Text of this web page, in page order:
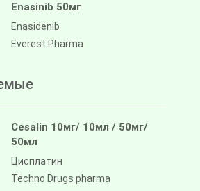
Enasinib 50мг
Enasidenib
Everest Pharma
Cesalin 10мг/ 10мл / 50мг/
50мл
Цисплатин
Techno Drugs pharma